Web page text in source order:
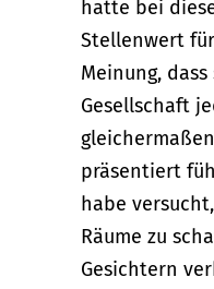
hatte bei
Stellenwert
Meinung,
Gesellschaft
präsentiert
habe
Räume zu
Gesichtern